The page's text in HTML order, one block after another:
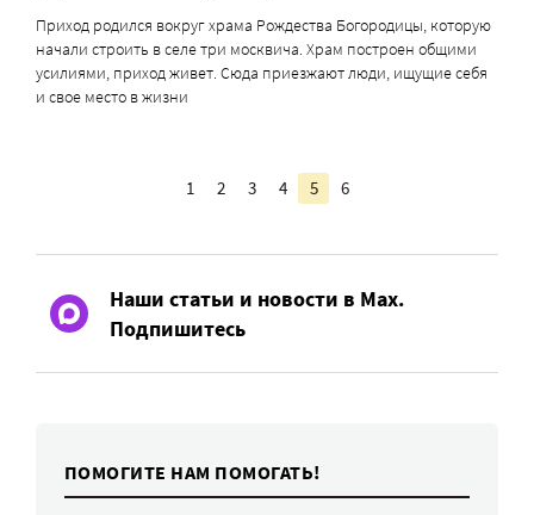
Приход родился вокруг храма Рождества Богородицы, которую
начали строить в селе три москвича. Храм построен общими
усилиями, приход живет. Сюда приезжают люди, ищущие себя
и свое место в жизни
1 2 3 4 5 6
Наши статьи и новости в Max.
Подпишитесь
ПОМОГИТЕ НАМ ПОМОГАТЬ!